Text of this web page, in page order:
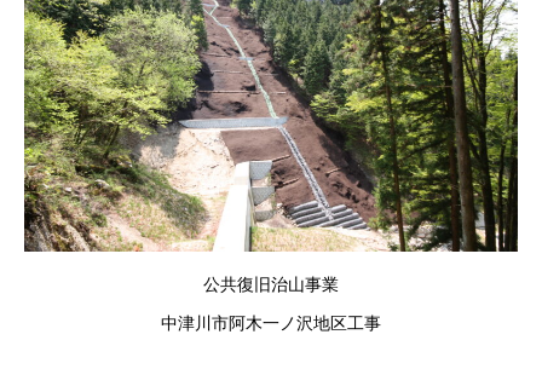
公共復旧治山事業
中津川市阿木一ノ沢地区工事